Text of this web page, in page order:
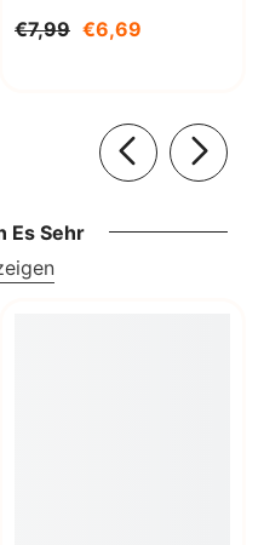
€7,99 €6,69
Es Sehr